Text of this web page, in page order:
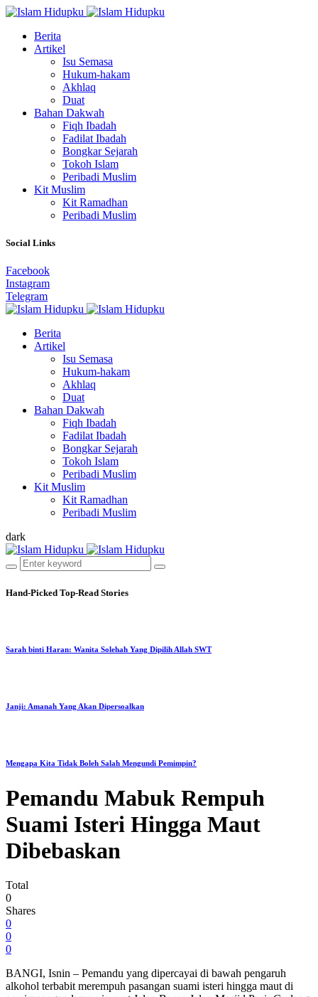
Berita
Artikel
Isu Semasa
Hukum-hakam
Akhlaq
Duat
Bahan Dakwah
Fiqh Ibadah
Fadilat Ibadah
Bongkar Sejarah
Tokoh Islam
Peribadi Muslim
Kit Muslim
Kit Ramadhan
Peribadi Muslim
Social Links
Facebook
Instagram
Telegram
Berita
Artikel
Isu Semasa
Hukum-hakam
Akhlaq
Duat
Bahan Dakwah
Fiqh Ibadah
Fadilat Ibadah
Bongkar Sejarah
Tokoh Islam
Peribadi Muslim
Kit Muslim
Kit Ramadhan
Peribadi Muslim
dark
Hand-Picked Top-Read Stories
Sarah binti Haran: Wanita Solehah Yang Dipilih Allah SWT
Janji: Amanah Yang Akan Dipersoalkan
Mengapa Kita Tidak Boleh Salah Mengundi Pemimpin?
Pemandu Mabuk Rempuh
Suami Isteri Hingga Maut
Dibebaskan
Total
0
Shares
0
0
0
BANGI, Isnin – Pemandu yang dipercayai di bawah pengaruh
alkohol terbabit merempuh pasangan suami isteri hingga maut di